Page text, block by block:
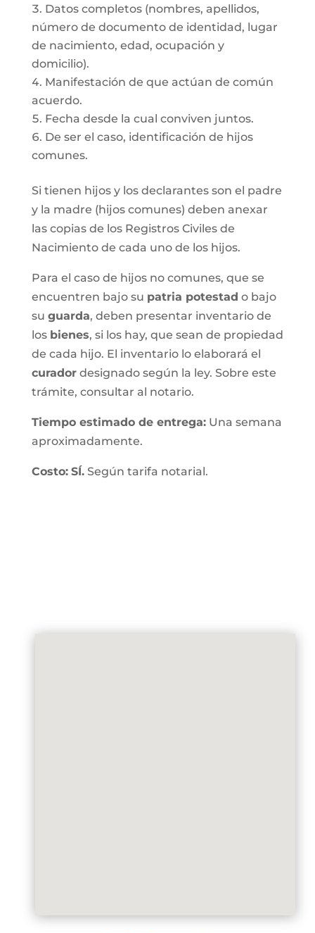
Datos completos (nombres, apellidos,
número de documento de identidad, lugar
de nacimiento, edad, ocupación y
domicilio).
Manifestación de que actúan de común
acuerdo.
Fecha desde la cual conviven juntos.
De ser el caso, identificación de hijos
comunes.
Si tienen hijos y los declarantes son el padre
y la madre (hijos comunes) deben anexar
las copias de los Registros Civiles de
Nacimiento de cada uno de los hijos.
Para el caso de hijos no comunes, que se
encuentren bajo su patria potestad o bajo
su guarda, deben presentar inventario de
los bienes, si los hay, que sean de propiedad
de cada hijo. El inventario lo elaborará el
curadordesignado según la ley. Sobre este
trámite, consultar al notario.
Tiempo estimado de entrega:Una semana
aproximadamente.
Costo: SÍ.Según tarifa notarial.